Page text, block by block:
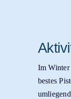
Im Winter
bestes